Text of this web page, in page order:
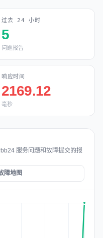
过去 24 小时
5
问题报告
响应时间
2169.12
毫秒
服务问题和故障提交的报
障地图